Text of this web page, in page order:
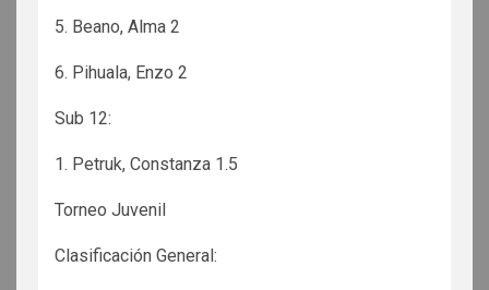
5. Beano, Alma 2
6. Pihuala, Enzo 2
Sub 12:
1. Petruk, Constanza 1.5
Torneo Juvenil
Clasificación General: